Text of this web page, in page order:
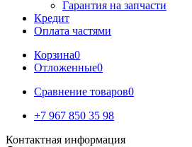
Гарантия на запчасти
Кредит
Оплата частями
Корзина0
Отложенные0
Сравнение товаров0
+7 967 850 35 98
Контактная информация